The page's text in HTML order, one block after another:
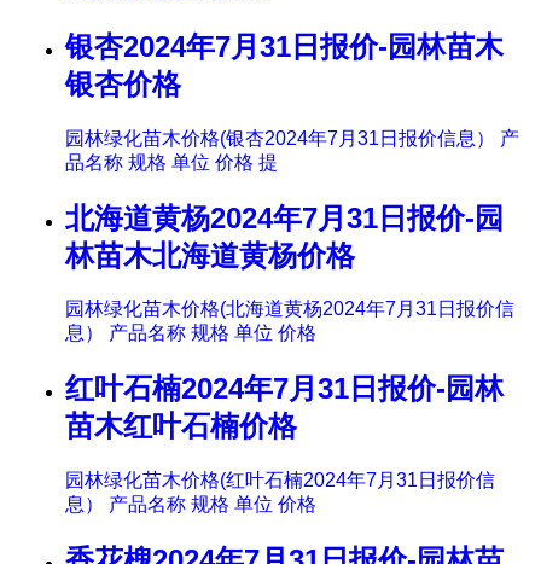
银杏2024年7月31日报价-园林苗木
银杏价格
园林绿化苗木价格(银杏2024年7月31日报价信息） 产
品名称 规格 单位 价格 提
北海道黄杨2024年7月31日报价-园
林苗木北海道黄杨价格
园林绿化苗木价格(北海道黄杨2024年7月31日报价信
息） 产品名称 规格 单位 价格
红叶石楠2024年7月31日报价-园林
苗木红叶石楠价格
园林绿化苗木价格(红叶石楠2024年7月31日报价信
息） 产品名称 规格 单位 价格